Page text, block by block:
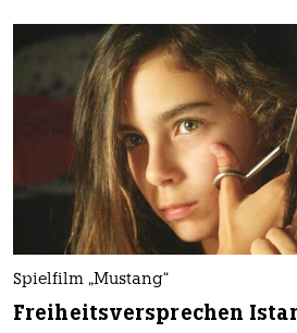
Spielfilm „Mustang“
Freiheitsversprechen